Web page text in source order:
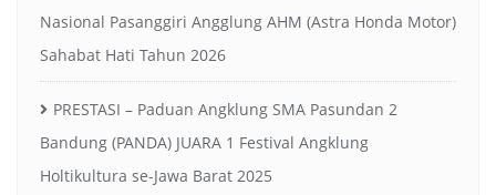
Nasional Pasanggiri Angglung AHM (Astra Honda Motor)
Sahabat Hati Tahun 2026
PRESTASI – Paduan Angklung SMA Pasundan 2
Bandung (PANDA) JUARA 1 Festival Angklung
Holtikultura se-Jawa Barat 2025